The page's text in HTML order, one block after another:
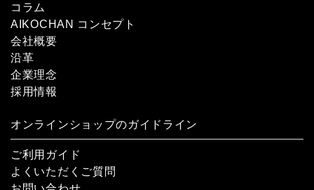
コラム
AIKOCHAN コンセプト
会社概要
沿革
企業理念
採用情報
オンラインショップのガイドライン
ご利用ガイド
よくいただくご質問